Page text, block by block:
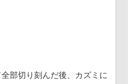
部切り刻んだ後、カズミに